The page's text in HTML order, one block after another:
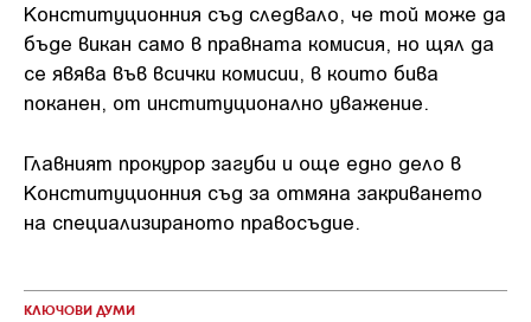
Конституционния съд следвало, че той може да
бъде викан само в правната комисия, но щял да
се явява във всички комисии, в които бива
поканен, от институционално уважение.
Главният прокурор загуби и още едно дело в
Конституционния съд за отмяна закриването
на специализираното правосъдие.
КЛЮЧОВИ ДУМИ